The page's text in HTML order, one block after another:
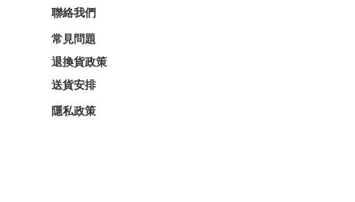
聯絡我們
常見問題
退換貨政策
送貨安排
隱私政策